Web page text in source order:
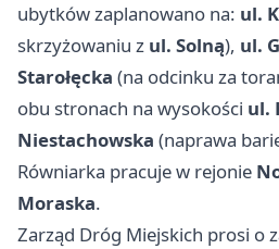
ubytków zaplanowano na: ul.
skrzyżowaniu z ul. Solną), ul.
Starołęcka (na odcinku za
obu stronach na wysokości ul.
Niestachowska (naprawa
Równiarka pracuje w rejonie
Moraska.
Zarząd Dróg Miejskich prosi o